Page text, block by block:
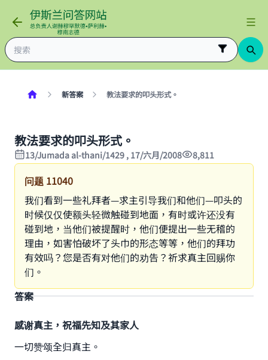
新答案 教法要求的叩头形式。
教法要求的叩头形式。
13/Jumada al-thani/1429 , 17/六月/2008 8,811
问题 11040
我们看到一些礼拜者—求主引导我们和他们—叩头的
时候仅仅使额头轻微触碰到地面，有时或许还没有
碰到地，当他们被提醒时，他们便提出一些无稽的
理由，如害怕破坏了头巾的形态等等，他们的拜功
有效吗？您是否有对他们的劝告？祈求真主回赐你
们。
答案
感谢真主，祝福先知及其家人
一切赞颂全归真主。